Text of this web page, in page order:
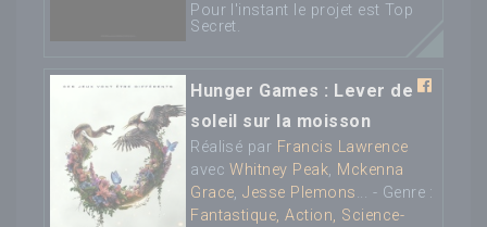
Pour l'instant le projet est Top
Secret.
Hunger Games : Lever de
soleil sur la moisson
Réalisé par Francis Lawrence
avecWhitney Peak, Mckenna
Grace,Jesse Plemons... - Genre :
Fantastique, Action, Science-